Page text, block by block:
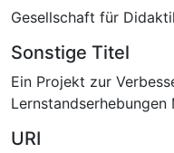
Gesellschaft für
Sonstige Titel
Ein Projekt zur
URI